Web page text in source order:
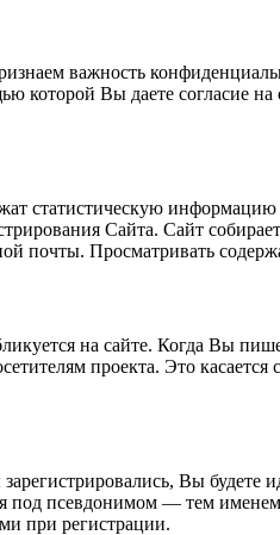
важность
Вы даете согласие
статистическую информацию
Сайта. Сайт
почты. Просматривать
на сайте. Когда Вы
проекта. Это
Вы
под псевдонимом — тем
при регистрации.